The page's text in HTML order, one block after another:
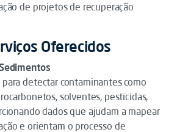
de projetos de recuperação
Oferecidos
detectar contaminantes como
solventes, pesticidas,
dados que ajudam a mapear
e orientam o processo de